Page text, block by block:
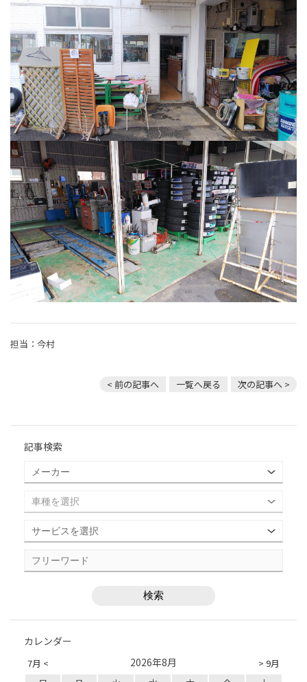
担当：今村
< 前の記事へ 一覧へ戻る 次の記事へ >
記事検索
カレンダー
7月 < > 9月
2026年8月